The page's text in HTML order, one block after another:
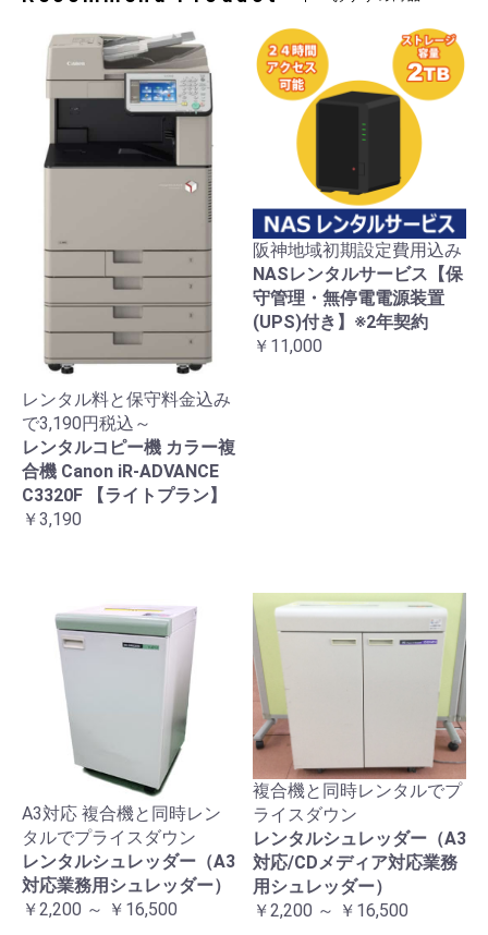
レンタル料と保守料金込み
で3,190円税込～
レンタルコピー機 カラー複
合機 Canon iR-ADVANCE
C3320F 【ライトプラン】
￥3,190
阪神地域初期設定費用込み
NASレンタルサービス【保
守管理・無停電電源装置
(UPS)付き】※2年契約
￥11,000
A3対応 複合機と同時レン
タルでプライスダウン
レンタルシュレッダー（A3
対応業務用シュレッダー）
￥2,200 ～ ￥16,500
複合機と同時レンタルでプ
ライスダウン
レンタルシュレッダー（A3
対応/CDメディア対応業務
用シュレッダー）
￥2,200 ～ ￥16,500